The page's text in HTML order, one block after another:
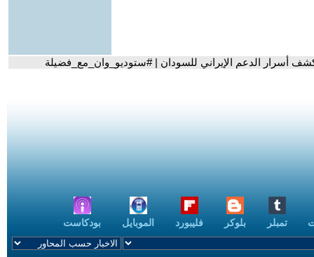
أسرار الدعم الإيراني للسودان | #ستوديو_وان_مع_فضيلة
تمبلر بلوكر فليبورد الموبايل بودكاست